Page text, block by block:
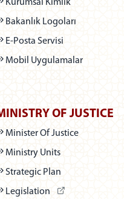
Kurumsal Kimlik
Bakanlık Logoları
E-Posta Servisi
Mobil Uygulamalar
sekmede açılır)
sekmede açılır)
- Yeni sekmede açılır)
OF JUSTICE
Minister Of Justice
Ministry Units
Strategic Plan
Legislation
(Dış bağlantı -